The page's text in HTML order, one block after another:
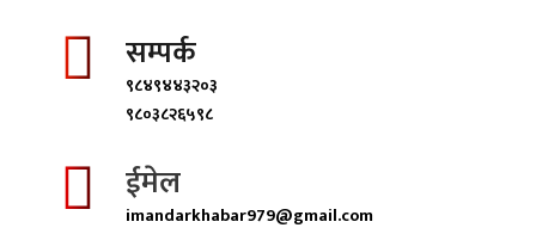
सम्पर्क
९८४९४४३२०३
९८०३८२६५९८
ईमेल
imandarkhabar979@gmail.com